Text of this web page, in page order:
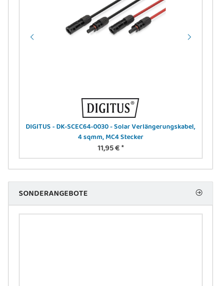
DIGITUS - DK-SCEC64-0030 - Solar Verlängerungskabel,
4 sqmm, MC4 Stecker
11,95 €*
SONDERANGEBOTE